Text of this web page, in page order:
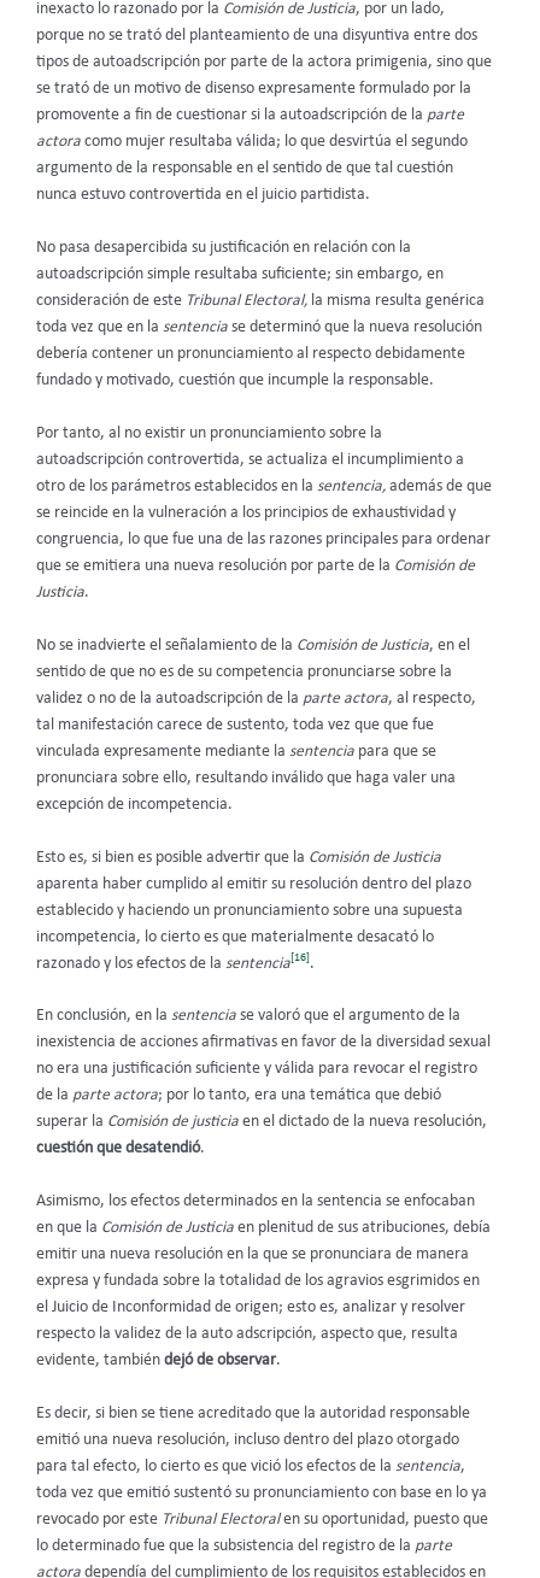
inexacto lo razonado por la Comisión de Justicia, por un lado,
porque no se trató del planteamiento de una disyuntiva entre dos
tipos de autoadscripción por parte de la actora primigenia, sino que
se trató de un motivo de disenso expresamente formulado por la
promovente a fin de cuestionar si la autoadscripción de la parte
actora como mujer resultaba válida; lo que desvirtúa el segundo
argumento de la responsable en el sentido de que tal cuestión
nunca estuvo controvertida en el juicio partidista.
No pasa desapercibida su justificación en relación con la
autoadscripción simple resultaba suficiente; sin embargo, en
consideración de este Tribunal Electoral, la misma resulta genérica
toda vez que en la sentencia se determinó que la nueva resolución
debería contener un pronunciamiento al respecto debidamente
fundado y motivado, cuestión que incumple la responsable.
Por tanto, al no existir un pronunciamiento sobre la
autoadscripción controvertida, se actualiza el incumplimiento a
otro de los parámetros establecidos en la sentencia, además de que
se reincide en la vulneración a los principios de exhaustividad y
congruencia, lo que fue una de las razones principales para ordenar
que se emitiera una nueva resolución por parte de la Comisión de
Justicia.
No se inadvierte el señalamiento de la Comisión de Justicia, en el
sentido de que no es de su competencia pronunciarse sobre la
validez o no de la autoadscripción de la parte actora, al respecto,
tal manifestación carece de sustento, toda vez que que fue
vinculada expresamente mediante la sentencia para que se
pronunciara sobre ello, resultando inválido que haga valer una
excepción de incompetencia.
Esto es, si bien es posible advertir que la Comisión de Justicia
aparenta haber cumplido al emitir su resolución dentro del plazo
establecido y haciendo un pronunciamiento sobre una supuesta
incompetencia, lo cierto es que materialmente desacató lo
razonado y los efectos de la sentencia [16] .
En conclusión, en la sentencia se valoró que el argumento de la
inexistencia de acciones afirmativas en favor de la diversidad sexual
no era una justificación suficiente y válida para revocar el registro
de la parte actora; por lo tanto, era una temática que debió
superar la Comisión de justicia en el dictado de la nueva resolución,
cuestión que desatendió.
Asimismo, los efectos determinados en la sentencia se enfocaban
en que la Comisión de Justicia en plenitud de sus atribuciones, debía
emitir una nueva resolución en la que se pronunciara de manera
expresa y fundada sobre la totalidad de los agravios esgrimidos en
el Juicio de Inconformidad de origen; esto es, analizar y resolver
respecto la validez de la auto adscripción, aspecto que, resulta
evidente, también dejó de observar.
Es decir, si bien se tiene acreditado que la autoridad responsable
emitió una nueva resolución, incluso dentro del plazo otorgado
para tal efecto, lo cierto es que vició los efectos de la sentencia,
toda vez que emitió sustentó su pronunciamiento con base en lo ya
revocado por este Tribunal Electoralen su oportunidad, puesto que
lo determinado fue que la subsistencia del registro de la parte
actora dependía del cumplimiento de los requisitos establecidos en